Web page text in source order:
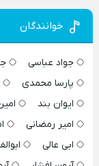
خوانندگان
جواد عباسی
پارسا محمدی
ایوان بند
امیر رمضانی
ابی عالی